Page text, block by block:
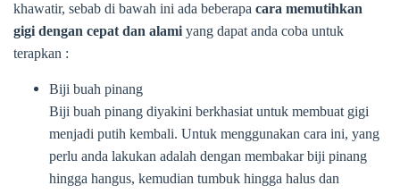
khawatir, sebab di bawah ini ada beberapa cara memutihkan
gigi dengan cepat dan alami yang dapat anda coba untuk
terapkan :
Biji buah pinang
Biji buah pinang diyakini berkhasiat untuk membuat gigi
menjadi putih kembali. Untuk menggunakan cara ini, yang
perlu anda lakukan adalah dengan membakar biji pinang
hingga hangus, kemudian tumbuk hingga halus dan